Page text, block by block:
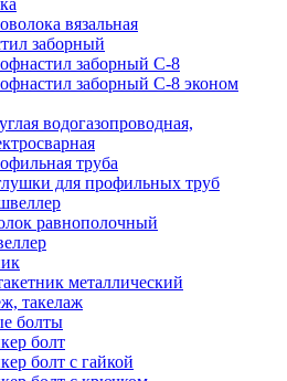
вязальная
заборный
заборный С-8
заборный С-8 эконом
водогазопроводная,
труба
для профильных труб
равнополочный
металлический
такелаж
болты
болт
болт с гайкой